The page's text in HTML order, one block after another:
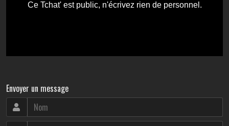
Envoyer un message